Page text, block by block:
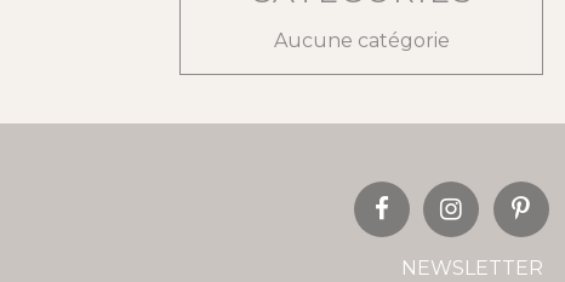
Aucune catégorie
NEWSLETTER